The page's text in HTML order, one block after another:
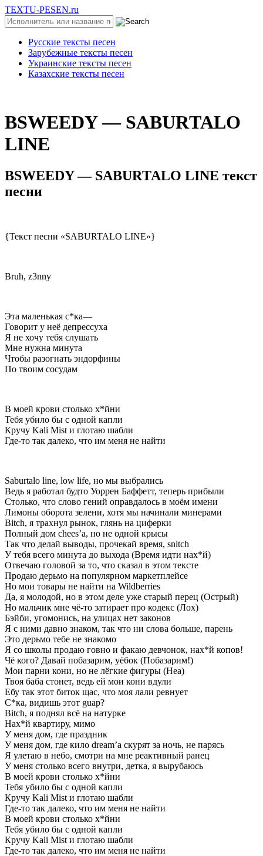
TEXTU-PESEN.ru
Русские тексты песен
Зарубежные тексты песен
Украинские тексты песен
Казахские тексты песен
BSWЕЕDY — SАBURТАLО
LINЕ
BSWЕЕDY — SАBURТАLО LINЕ текст
песни
{Текст песни «SABURTALO LINE»}
Bruh, z3nny
Эта маленькая с*ка—
Говорит у неё депрессуха
Я не хочу тебя слушать
Мне нужна минута
Чтобы разогнать эндорфины
По твоим сосудам
В моей крови столько х*йни
Тебя убило бы с одной капли
Кручу Kali Mist и глотаю шабли
Где-то так далеко, что им меня не найти
Saburtalo line, low life, но мы выбрались
Ведь я работал будто Уоррен Баффетт, теперь прибыли
Столько, что слово гений оправдалось в моём имени
Лимоны оборота зелени, хотя мы начинали минерами
Bitch, я трахнул рынок, глянь на циферки
Полный дом chees’a, но не одной крысы
Так что делай выводы, прочекай время, snitch
У тебя всего минута до выхода (Время идти нах*й)
Отвечаю головой за то, что сказал в этом тексте
Продаю дерьмо на популярном маркетплейсе
Но мои товары не найти на Wildberries
Да, я молодой, но в этом деле уже старый перец (Острый)
Но мальчик мне чё-то затирает про кодекс (Лох)
Бэйби, угомонись, на улицах нет законов
Я с ними давно знаком, так что ни слова больше, парень
Это дерьмо тебе не знакомо
Я со школы продаю говно и факаю девчонок, нах*й копов!
Чё кого? Давай побазарим, уёбок (Побазарим!)
Мои парни кони, но не лёгкие фигуры (Неа)
Твоя баба стонет, ведь ей мои кони вдули
Ебу так этот биток щас, что моя лали ревнует
С*ка, видишь этот guap?
Bitch, я поднял всё на натурке
Нах*й квартиру, мимо
У меня дом, где праздник
У меня дом, где кило dream’a скурят за ночь, не парясь
Я улетаю в небо, смотри на мне реактивный ранец
У меня столько всего внутри, детка, я вырубаюсь
В моей крови столько х*йни
Тебя убило бы с одной капли
Кручу Kali Mist и глотаю шабли
Где-то так далеко, что им меня не найти
В моей крови столько х*йни
Тебя убило бы с одной капли
Кручу Kali Mist и глотаю шабли
Где-то так далеко, что им меня не найти